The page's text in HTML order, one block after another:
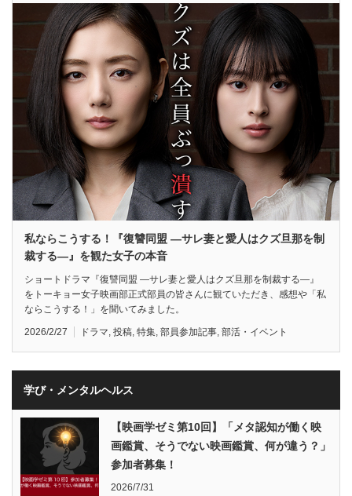
私ならこうする！『復讐同盟 —サレ妻と愛人はクズ旦那を制
裁する—』を観た女子の本音
ショートドラマ『復讐同盟 —サレ妻と愛人はクズ旦那を制裁する—』
をトーキョー女子映画部正式部員の皆さんに観ていただき、感想や「私
ならこうする！」を聞いてみました。
2026/2/27 ドラマ, 投稿, 特集, 部員参加記事, 部活・イベント
学び・メンタルヘルス
【映画学ゼミ第10回】「メタ認知が働く映
画鑑賞、そうでない映画鑑賞、何が違う？」
参加者募集！
2026/7/31